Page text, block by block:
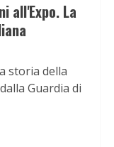
all'Expo. La
storia della
Guardia di